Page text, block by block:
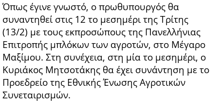
Όπως έγινε γνωστό, ο πρωθυπουργός θα
συναντηθεί στις 12 το μεσημέρι της Τρίτης
(13/2) με τους εκπροσώπους της Πανελλήνιας
Επιτροπής μπλόκων των αγροτών, στο Μέγαρο
Μαξίμου. Στη συνέχεια, στη μία το μεσημέρι, ο
Κυριάκος Μητσοτάκης θα έχει συνάντηση με το
Προεδρείο της Εθνικής Ένωσης Αγροτικών
Συνεταιρισμών.